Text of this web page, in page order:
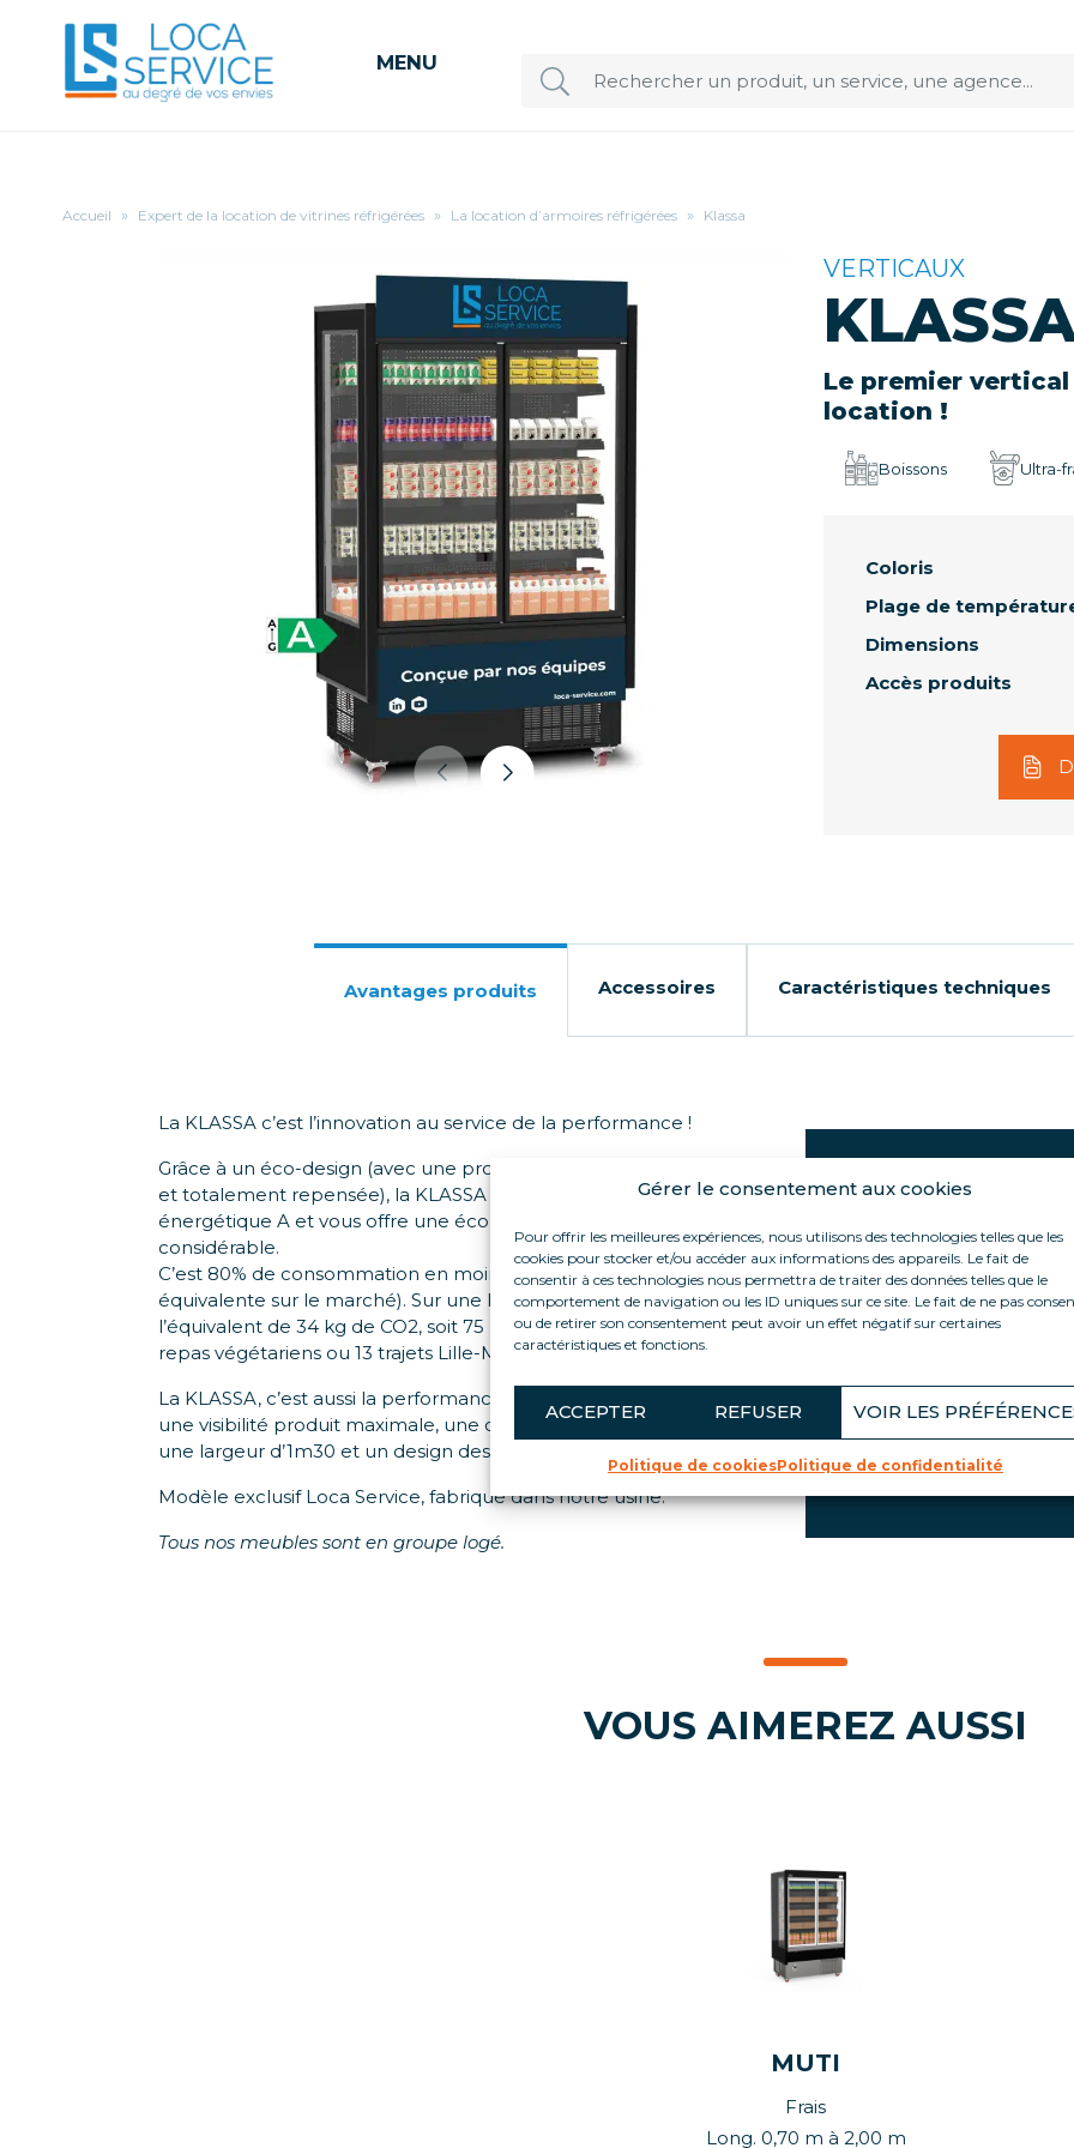
Gérer le consentement aux cookies
Pour offrir les meilleures expériences, nous utilisons des technologies telles que les
cookies pour stocker et/ou accéder aux informations des appareils. Le fait de
consentir à ces technologies nous permettra de traiter des données telles que le
comportement de navigation ou les ID uniques sur ce site. Le fait de ne pas
ou de retirer son consentement peut avoir un effet négatif sur certaines
caractéristiques et fonctions.
ACCEPTER REFUSER VOIR LES
Politique de cookiesPolitique de confidentialité
MENU
Accueil » Expert de la location de vitrines réfrigérées » La location d’armoires réfrigérées » Klassa
VERTICAUX
Le premier
location !
Boissons Ultra-
Coloris
Plage de
Dimensions
Accès produits
Avantages produits Accessoires Caractéristiques techniques
La KLASSA c’est l’innovation au service de la performance !
Grâce à un éco-design (avec une production de froid inédite
et totalement repensée), la KLASSA atteint une classe
énergétique A et vous offre une économie d’énergie
considérable.
C’est 80% de consommation en moins (vs murale
équivalente sur le marché). Sur une location de 15 jours, c’est
l’équivalent de 34 kg de CO2, soit 75 bouteilles d’eau, 61
repas végétariens ou 13 trajets Lille-Marseille en TGV.
La KLASSA, c’est aussi la performance commerciale avec
une visibilité produit maximale, une capacité importante,
une largeur d’1m30 et un design design 100% noir.
Modèle exclusif Loca Service, fabriqué dans notre usine.
Tous nos meubles sont en groupe logé.
LES PLUS
Classe énergétique A
80% de
Mise en avant
Design moderne
Passe entre les
Supports PLV
Roulettes
Renforts intégrés et
VOUS AIMEREZ AUSSI
MUTI
Frais
Long. 0,70 m à 2,00 m